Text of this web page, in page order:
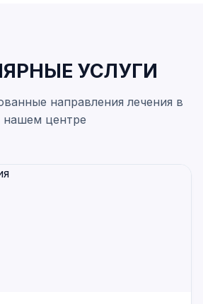
УСЛУГИ
направления лечения в
нашем центре